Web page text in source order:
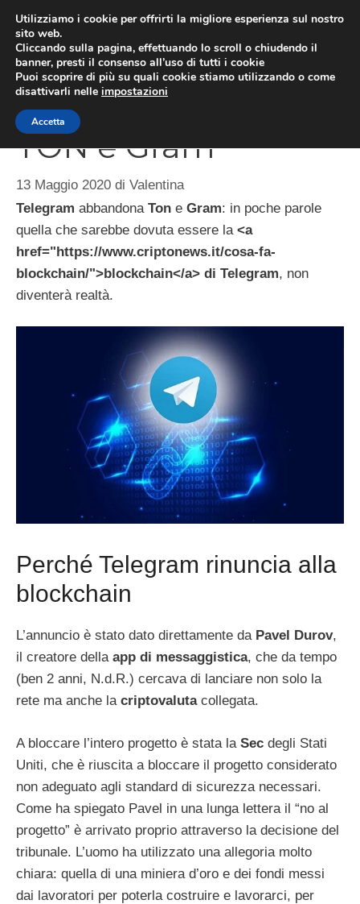
contenuto
Telegram rinuncia a
TON e Gram
13 Maggio 2020 di Valentina
Telegram abbandona Ton e Gram: in poche parole
quella che sarebbe dovuta essere la <a
href="https://www.criptonews.it/cosa-fa-
blockchain/">blockchain</a> di Telegram, non
diventerà realtà.
Perché Telegram rinuncia alla
blockchain
L’annuncio è stato dato direttamente daPavel Durov,
il creatore della app di messaggistica, che da tempo
(ben 2 anni, N.d.R.) cercava di lanciare non solo la
rete ma anche la criptovalutacollegata.
A bloccare l’intero progetto è stata la Sec degli Stati
Uniti, che è riuscita a bloccare il progetto considerato
non adeguato agli standard di sicurezza necessari.
Come ha spiegato Pavel in una lunga lettera il “no al
progetto” è arrivato proprio attraverso la decisione del
tribunale. L’uomo ha utilizzato una allegoria molto
chiara: quella di una miniera d’oro e dei fondi messi
dai lavoratori per poterla costruire e lavorarci, per
Utilizziamo i cookie per offrirti la migliore esperienza sul nostro
sito web.
Cliccando sulla pagina, effettuando lo scroll o chiudendo il
banner, presti il consenso all’uso di tutti i cookie
Puoi scoprire di più su quali cookie stiamo utilizzando o come
disattivarli nelle impostazioni
Accetta